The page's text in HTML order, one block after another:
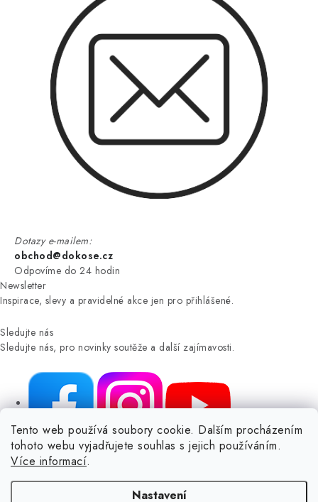
Tento web používá soubory cookie. Dalším procházením
tohoto webu vyjadřujete souhlas s jejich používáním.
Více informací.
Nastavení
Dotazy e-mailem:
obchod@dokose.cz
Odpovíme do 24 hodin
Newsletter
Inspirace, slevy a pravidelné akce jen pro přihlášené.
Sledujte nás
Sledujte nás, pro novinky soutěže a další zajímavosti.
NIKARO, s.r.o.- Dokoše.cz, Veselka 48, 259 01 Olbramovice -
Votice, ČESKÁ REPUBLIKA
Podle zákona o evidenci tržeb je prodávající povinen vystavit